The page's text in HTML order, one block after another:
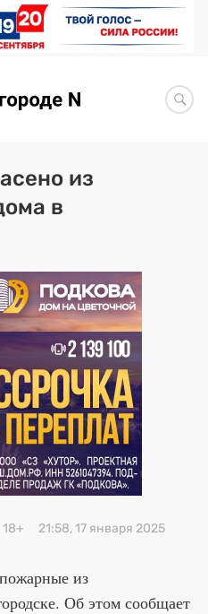
исцелять
(текущая)
из
в
18+ 21:58, 17 января 2025
из
Об этом сообщает